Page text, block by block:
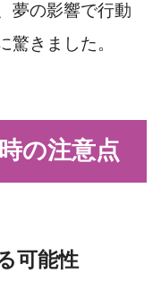
夢の影響で行動
驚きました。
の注意点
可能性